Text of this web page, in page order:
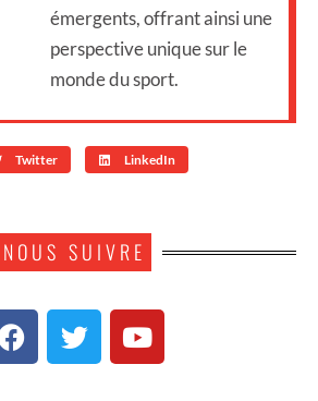
émergents, offrant ainsi une
perspective unique sur le
monde du sport.
Twitter LinkedIn
NOUS SUIVRE